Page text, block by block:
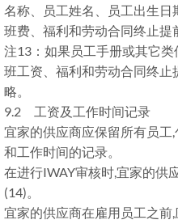
名称、员工姓名、员工出生
班费、福利和劳动合同终止提
注13：如果员工手册或其它
班工资、福利和劳动合同终
略。
9.2 工资及工作时间记录
宜家的供应商应保留所有员工
和工作时间的记录。
在进行IWAY审核时,宜家的供
(14)。
宜家的供应商在雇用员工之